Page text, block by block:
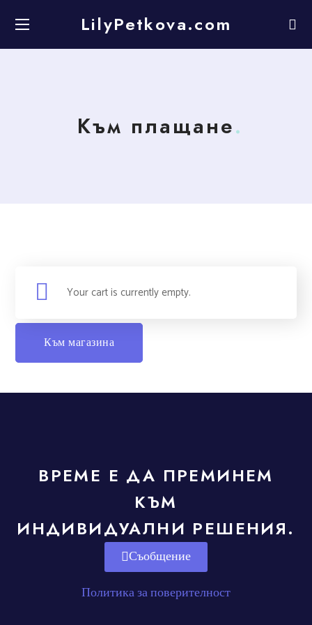
LilyPetkova.com
Към плащане
Your cart is currently empty.
Към магазина
ВРЕМЕ Е ДА ПРЕМИНЕМ
КЪМ
ИНДИВИДУАЛНИ РЕШЕНИЯ.
Съобщение
Политика за поверителност